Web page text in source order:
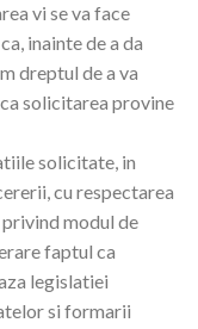
vi se va face
inainte de a da
dreptul de a va
solicitarea provine
solicitate, in
cu respectarea
modul de
faptul ca
legislatiei
si formarii